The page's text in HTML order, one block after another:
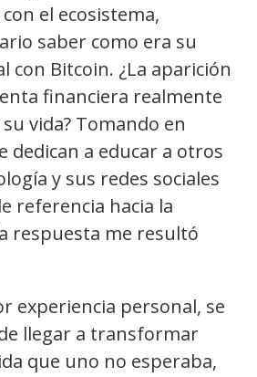
el ecosistema,
saber como era su
con Bitcoin. ¿La aparición
financiera realmente
vida? Tomando en
dedican a educar a otros
y sus redes sociales
referencia hacia la
respuesta me resultó
experiencia personal, se
llegar a transformar
que uno no esperaba,